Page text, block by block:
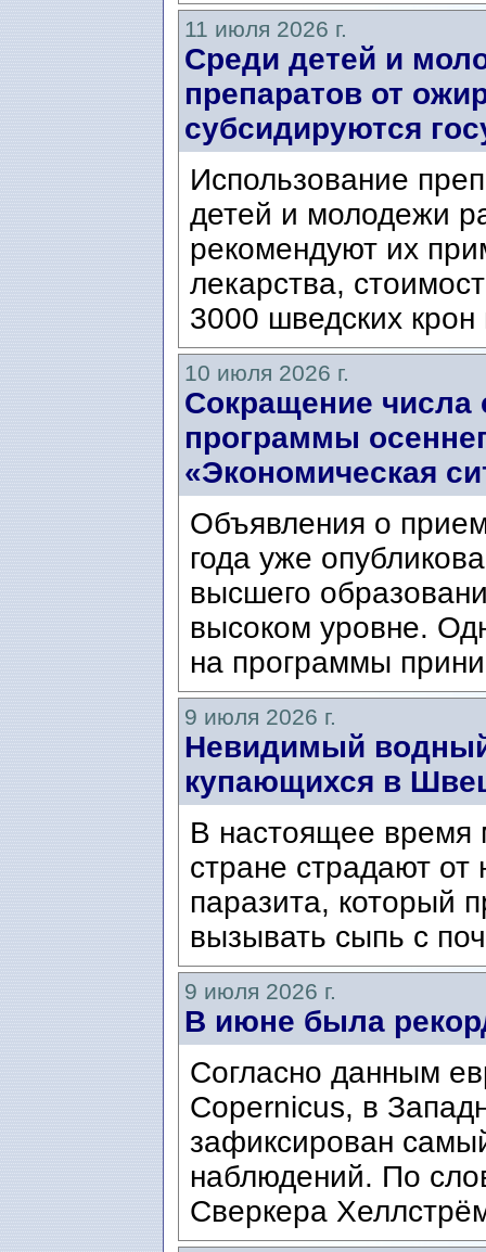
11 июля 2026 г.
Среди детей и
препаратов от
субсидируются
Использование
детей и молодежи
рекомендуют их
лекарства,
3000 шведских
10 июля 2026 г.
Сокращение числа
программы
«Экономическая
Объявления о
года уже
высшего
высоком уровне.
на программы
9 июля 2026 г.
Невидимый
купающихся в
В настоящее время
стране страдают от
паразита, который
вызывать сыпь с
9 июля 2026 г.
В июне была
Согласно данным
Copernicus, в
зафиксирован
наблюдений. По
Сверкера